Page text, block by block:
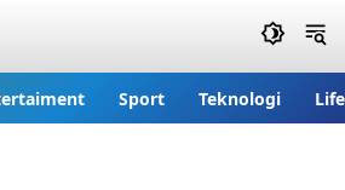
Sport Teknologi